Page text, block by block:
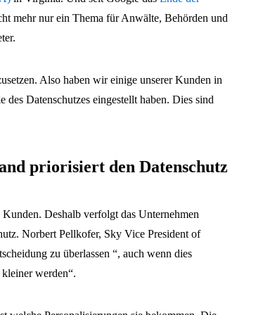
mehr nur ein Thema für Anwälte, Behörden und
Also haben wir einige unserer Kunden in
Datenschutzes eingestellt haben. Dies sind
priorisiert den Datenschutz
Deshalb verfolgt das Unternehmen
Norbert Pellkofer, Sky Vice President of
zu überlassen “, auch wenn dies
werden“.